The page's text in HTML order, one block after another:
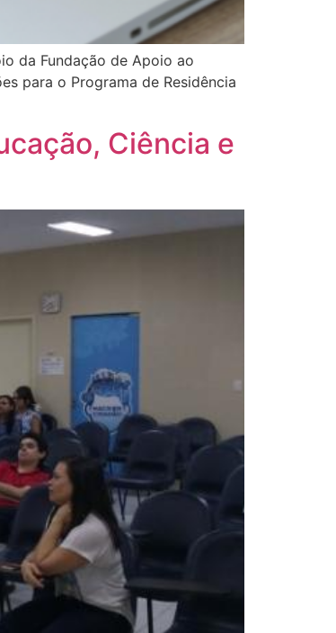
da Fundação de Apoio ao
para o Programa de Residência
Ciência e